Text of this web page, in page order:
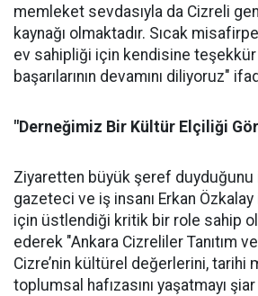
memleket sevdasıyla da Cizreli
kaynağı olmaktadır. Sıcak
ev sahipliği için kendisine teşekkür
başarılarının devamını diliyoruz"
"Derneğimiz Bir Kültür Elçiliği
Ziyaretten büyük şeref duyduğunu
gazeteci ve iş insanı Erkan
için üstlendiği kritik bir role sahip
ederek "Ankara Cizreliler Tanıtım
Cizre’nin kültürel değerlerini, tarihi
toplumsal hafızasını yaşatmayı